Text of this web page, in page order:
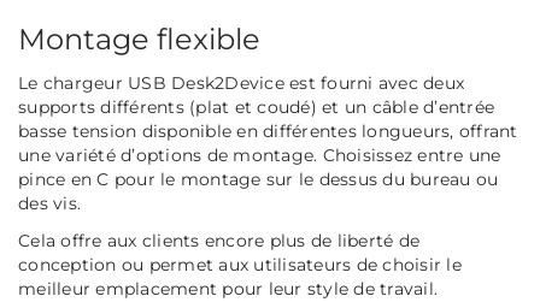
Montage flexible
Le chargeur USB Desk2Device est fourni avec deux
supports différents (plat et coudé) et un câble d’entrée
basse tension disponible en différentes longueurs, offrant
une variété d’options de montage. Choisissez entre une
pince en C pour le montage sur le dessus du bureau ou
des vis.
Cela offre aux clients encore plus de liberté de
conception ou permet aux utilisateurs de choisir le
meilleur emplacement pour leur style de travail.